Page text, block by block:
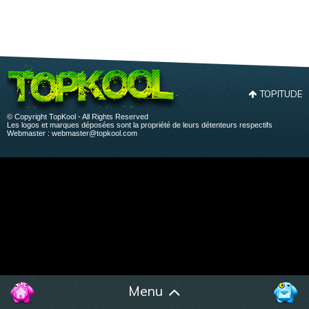
Menu
TOPITUDE
© Copyright TopKool - All Rights Reserved
Les logos et marques déposées sont la propriété de leurs détenteurs respectifs
Webmaster : webmaster@topkool.com